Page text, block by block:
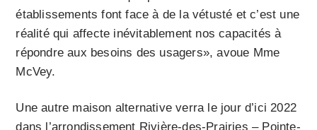
établissements font face à de la vétusté et c’est une
réalité qui affecte inévitablement nos capacités à
répondre aux besoins des usagers», avoue Mme
McVey.
Une autre maison alternative verra le jour d’ici 2022
dans l’arrondissement Rivière-des-Prairies – Pointe-